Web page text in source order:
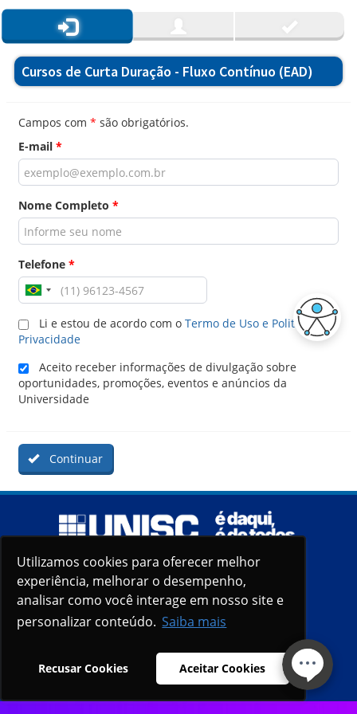
Utilizamos cookies para oferecer melhor
experiência, melhorar o desempenho,
analisar como você interage em nosso site e
personalizar conteúdo. Saiba mais
Recusar Cookies Aceitar Cookies
Utilizamos cookies para oferecer melhor
experiência, melhorar o desempenho,
analisar como você interage em nosso site e
personalizar conteúdo. Saiba mais
Recusar Cookies Aceitar Cookies
Cursos de Curta Duração - Fluxo Contínuo (EAD)
Campos com * são obrigatórios.
E-mail *
Nome Completo *
Telefone *
Li e estou de acordo com o Termo de Uso e Politica de
Privacidade
Aceito receber informações de divulgação sobre
oportunidades, promoções, eventos e anúncios da
Universidade
Continuar